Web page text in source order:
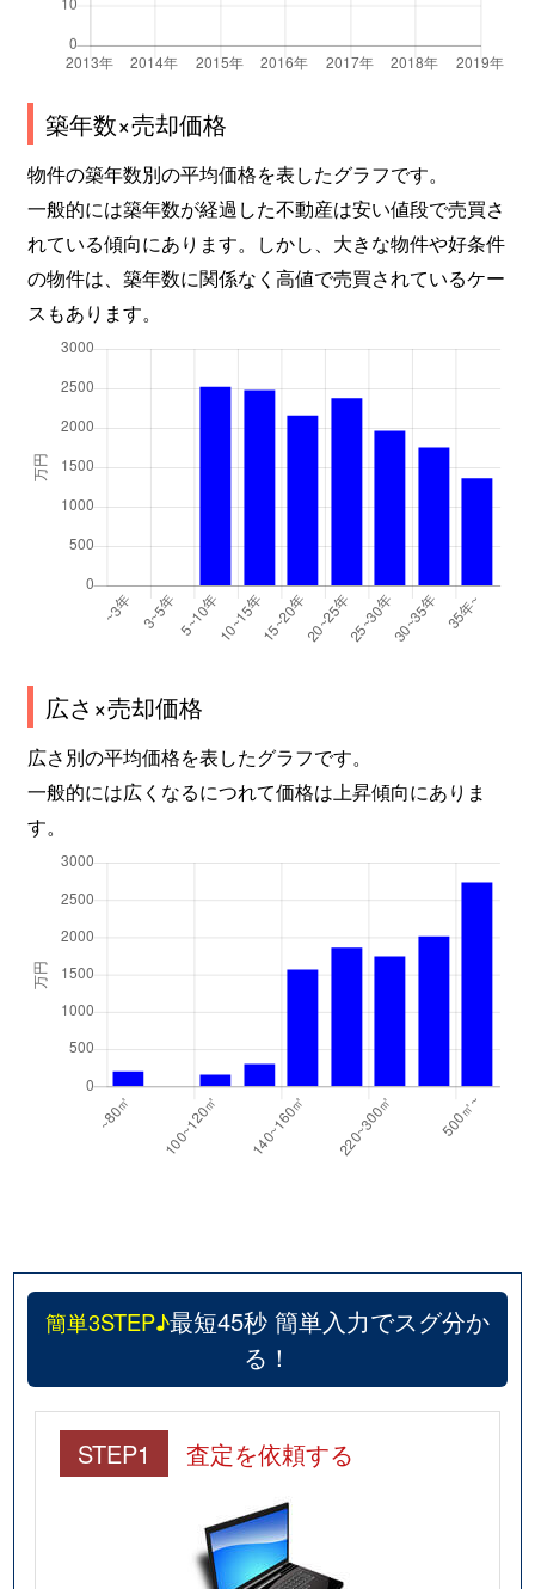
築年数×売却価格
物件の築年数別の平均価格を表したグラフです。
一般的には築年数が経過した不動産は安い値段で売買さ
れている傾向にあります。しかし、大きな物件や好条件
の物件は、築年数に関係なく高値で売買されているケー
スもあります。
広さ×売却価格
広さ別の平均価格を表したグラフです。
一般的には広くなるにつれて価格は上昇傾向にありま
す。
簡単3STEP♪最短45秒 簡単入力でスグ分か
る！
STEP1 査定を依頼する